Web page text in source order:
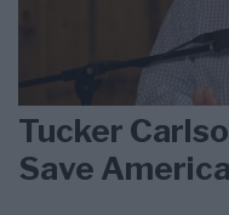
Tucker
Save